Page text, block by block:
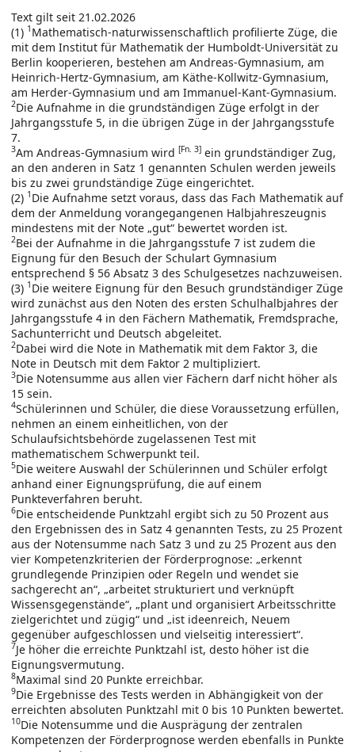
Text gilt seit 21.02.2026
(1) 1 Mathematisch-naturwissenschaftlich profilierte Züge, die
mit dem Institut für Mathematik der Humboldt-Universität zu
Berlin kooperieren, bestehen am Andreas-Gymnasium, am
Heinrich-Hertz-Gymnasium, am Käthe-Kollwitz-Gymnasium,
am Herder-Gymnasium und am Immanuel-Kant-Gymnasium.
2Die Aufnahme in die grundständigen Züge erfolgt in der
Jahrgangsstufe 5, in die übrigen Züge in der Jahrgangsstufe
7.
3Am Andreas-Gymnasium wird [Fn. 3] ein grundständiger Zug,
an den anderen in Satz 1 genannten Schulen werden jeweils
bis zu zwei grundständige Züge eingerichtet.
(2) 1 Die Aufnahme setzt voraus, dass das Fach Mathematik auf
dem der Anmeldung vorangegangenen Halbjahreszeugnis
mindestens mit der Note „gut“ bewertet worden ist.
2Bei der Aufnahme in die Jahrgangsstufe 7 ist zudem die
Eignung für den Besuch der Schulart Gymnasium
entsprechend § 56 Absatz 3 des Schulgesetzes nachzuweisen.
(3) 1 Die weitere Eignung für den Besuch grundständiger Züge
wird zunächst aus den Noten des ersten Schulhalbjahres der
Jahrgangsstufe 4 in den Fächern Mathematik, Fremdsprache,
Sachunterricht und Deutsch abgeleitet.
2Dabei wird die Note in Mathematik mit dem Faktor 3, die
Note in Deutsch mit dem Faktor 2 multipliziert.
3Die Notensumme aus allen vier Fächern darf nicht höher als
15 sein.
4Schülerinnen und Schüler, die diese Voraussetzung erfüllen,
nehmen an einem einheitlichen, von der
Schulaufsichtsbehörde zugelassenen Test mit
mathematischem Schwerpunkt teil.
5Die weitere Auswahl der Schülerinnen und Schüler erfolgt
anhand einer Eignungsprüfung, die auf einem
Punkteverfahren beruht.
6Die entscheidende Punktzahl ergibt sich zu 50 Prozent aus
den Ergebnissen des in Satz 4 genannten Tests, zu 25 Prozent
aus der Notensumme nach Satz 3 und zu 25 Prozent aus den
vier Kompetenzkriterien der Förderprognose: „erkennt
grundlegende Prinzipien oder Regeln und wendet sie
sachgerecht an“, „arbeitet strukturiert und verknüpft
Wissensgegenstände“, „plant und organisiert Arbeitsschritte
zielgerichtet und zügig“ und „ist ideenreich, Neuem
gegenüber aufgeschlossen und vielseitig interessiert“.
7Je höher die erreichte Punktzahl ist, desto höher ist die
Eignungsvermutung.
8Maximal sind 20 Punkte erreichbar.
9Die Ergebnisse des Tests werden in Abhängigkeit von der
erreichten absoluten Punktzahl mit 0 bis 10 Punkten bewertet.
10Die Notensumme und die Ausprägung der zentralen
Kompetenzen der Förderprognose werden ebenfalls in Punkte